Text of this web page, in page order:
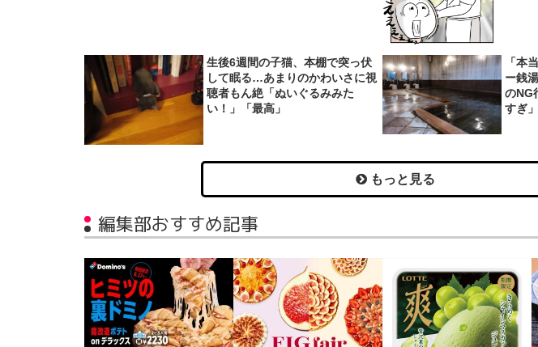
生後6週間の子猫、本棚で突っ伏
して眠る…あまりのかわいさに視
聴者もん絶「ぬいぐるみみた
い！」「最高」
「本
ー銭
のNG
すぎ」
もっと見る
編集部おすすめ記事